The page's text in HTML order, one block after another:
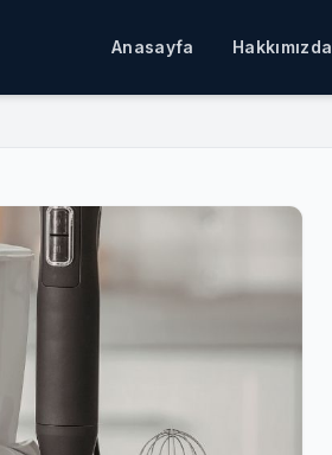
Anasayfa Hakkımızda